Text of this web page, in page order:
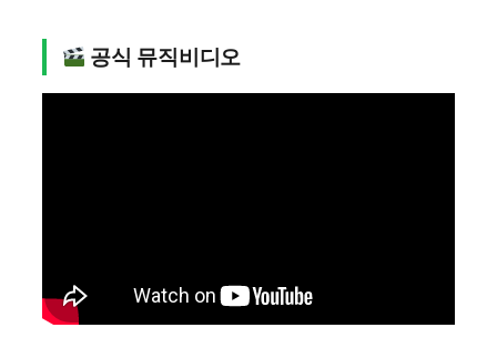
공식 뮤직비디오